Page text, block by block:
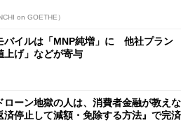
on GOETHE）
バイルは「MNP純増」に 他社プラン
上げ」などが寄与
ローン地獄の人は、消費者金融が教えな
済停止して減額・免除する方法』で完済